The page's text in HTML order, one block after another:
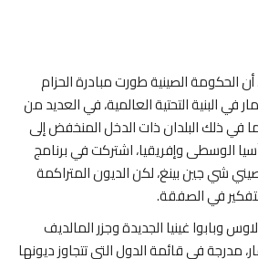
الحكومة الصينية طورت مبادرة الحزام
2013 للاستثمار في البنية التحتية العالمية، في العديد من
بما في ذلك البلدان ذات الدخل المنخفض إلى
الوسطى وإفريقيا، اشتركت في برنامج
شي جين بينغ، لكن الديون المتراكمة
في الصفقة.
وبابوا غينيا الجديدة وجزر المالديف
مدرجة في قائمة الدول التي تتجاوز ديونها